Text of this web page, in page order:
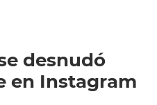
desnudó
en Instagram